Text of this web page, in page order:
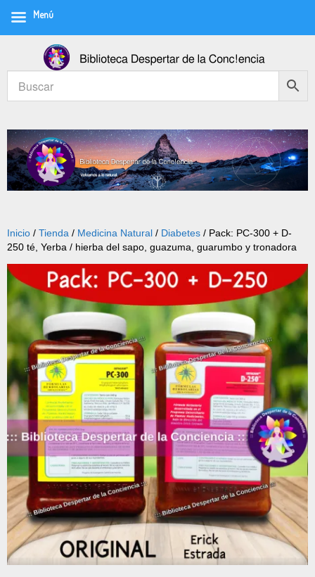
Inicio / Tienda / Medicina Natural / Diabetes / Pack: PC-300 + D-
250 té, Yerba / hierba del sapo, guazuma, guarumbo y tronadora
Menú